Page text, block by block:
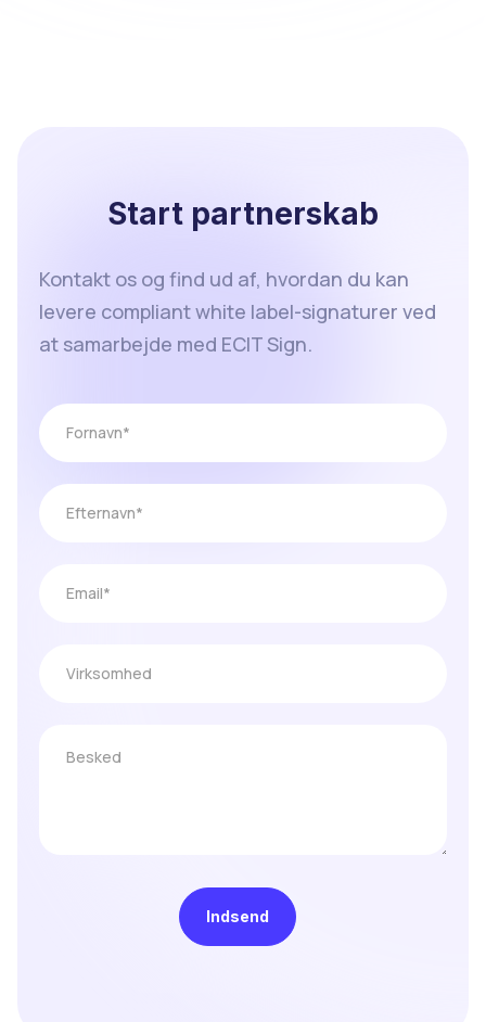
Start partnerskab
Kontakt os og find ud af, hvordan du kan
levere compliant white label-signaturer ved
at samarbejde med ECIT Sign.